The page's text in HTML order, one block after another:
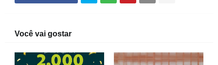
Você vai gostar